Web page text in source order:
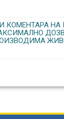
НА